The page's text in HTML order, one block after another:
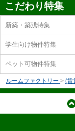
こだわり特集
新築・築浅特集
学生向け物件特集
ペット可物件特集
ルームファクトリー > (賃